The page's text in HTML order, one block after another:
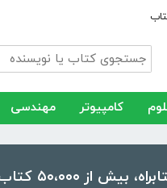
کامپیوتر مهندسی
رمان را در موبایل و تبلت خود داشته باشید!